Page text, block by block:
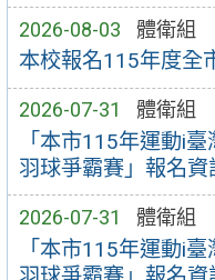
2026-08-03 體衛組
本校報名115年度全
2026-07-31 體衛組
「本市115年運動i
羽球爭霸賽」報名資
2026-07-31 體衛組
「本市115年運動i